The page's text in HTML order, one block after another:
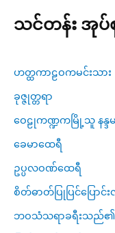
သင်တန်း အုပ်
ဟတ္ထကာဠဝကမင်းသား
ခုဇ္ဇုတ္တရာ
ဝေဠုကဏ္ဍကမြို့သူ နန္ဒ
ခေမာထေရီ
ဥပ္ပလဝဏ်ထေရီ
စိတ်ဓာတ်ပြုပြင်ပြောင်း
ဘဝသံသရာခရီးသည်၏